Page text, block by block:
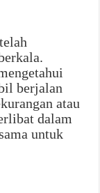
berjalan
atau
dalam
untuk